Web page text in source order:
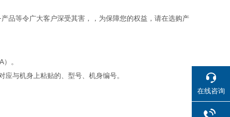
品等令广大客户深受其害，，为保障您的权益，请在选购产
。
与机身上粘贴的、型号、机身编号。
在线咨询